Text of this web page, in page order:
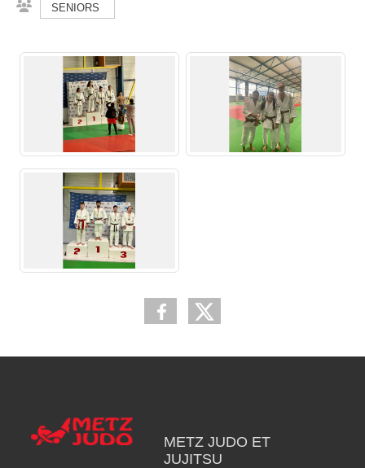
SENIORS
METZ JUDO ET
JUJITSU